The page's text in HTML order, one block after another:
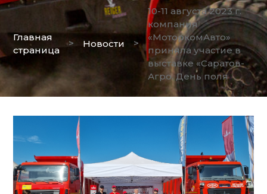
Главная
страница
> Новости >
10-11 августа 2023 г.
компания
«МоторкомАвто»
приняла участие в
выставке «Саратов-
Агро. День поля